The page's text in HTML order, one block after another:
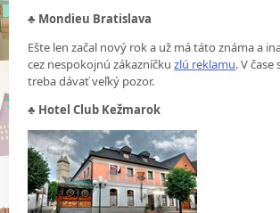
♣ Mondieu Bratislava
Ešte len začal nový rok a už má táto známa a
cez nespokojnú zákazníčkuzlú reklamu. V
treba dávať veľký pozor.
♣ Hotel Club Kežmarok